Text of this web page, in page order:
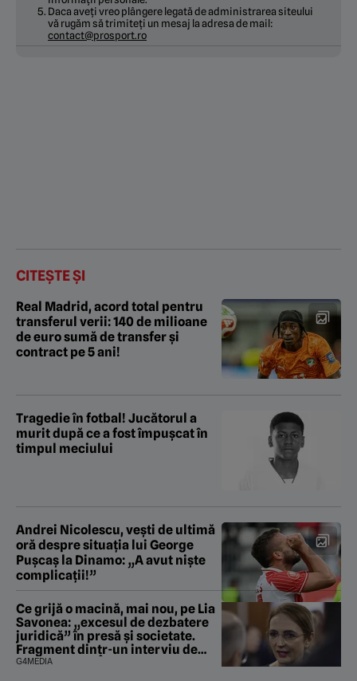
Daca aveți vreo plângere legată de administrarea siteului
vă rugăm să trimiteți un mesaj la adresa de mail:
contact@prosport.ro
CITEȘTE ȘI
Real Madrid, acord total pentru
transferul verii: 140 de milioane
de euro sumă de transfer și
contract pe 5 ani!
Tragedie în fotbal! Jucătorul a
murit după ce a fost împușcat în
timpul meciului
Andrei Nicolescu, vești de ultimă
oră despre situația lui George
Pușcaș la Dinamo: „A avut niște
complicații!”
Ce grijă o macină, mai nou, pe Lia
Savonea: „excesul de dezbatere
juridică” în presă și societate.
Fragment dintr-un interviu de
promovare la Înalta Curte (VIDEO)
G4MEDIA